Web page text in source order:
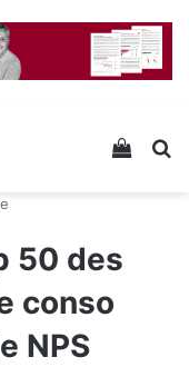
Voir
50 des
conso
NPS